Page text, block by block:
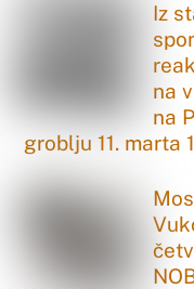
Iz
na
na
groblju 11. marta